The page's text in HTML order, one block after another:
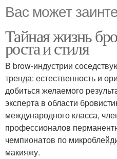
Вас может
Тайная жизнь
роста и стиля
В brow-индустрии
тренда: естественность и
добиться желаемого
эксперта в области
международного класса,
профессионалов
чемпионатов по
макияжу.